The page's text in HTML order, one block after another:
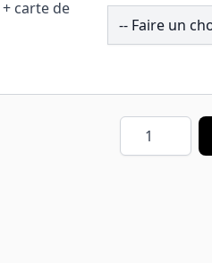
carte de
258900
Quantité